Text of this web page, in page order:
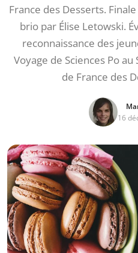
France des Desserts.
brio par Élise Letowski.
reconnaissance des
Voyage de Sciences Po
de France des
16